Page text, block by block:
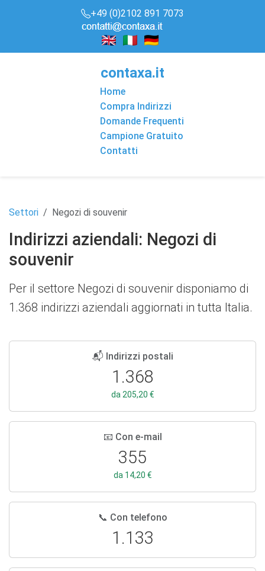
+49 (0)2102 891 7073
contaxa.it
Home
Compra Indirizzi
Domande Frequenti
Campione Gratuito
Contatti
Settori Negozi di souvenir
Indirizzi aziendali: Negozi di
souvenir
Per il settore Negozi di souvenir disponiamo di
1.368 indirizzi aziendali aggiornati in tutta Italia.
📬 Indirizzi postali
1.368
da 205,20 €
📧 Con e-mail
355
da 14,20 €
📞 Con telefono
1.133